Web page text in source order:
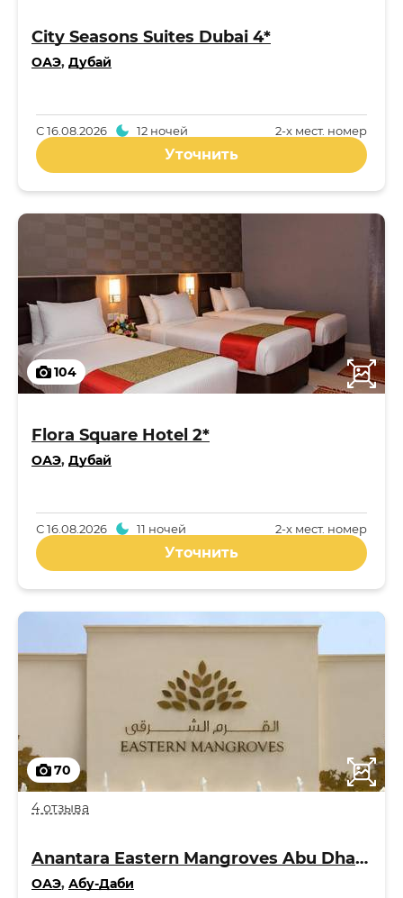
City Seasons Suites Dubai 4*
ОАЭ, Дубай
2-x мест. номер
С16.08.2026 12 ночей
Уточнить
104
Flora Square Hotel 2*
ОАЭ, Дубай
2-x мест. номер
С16.08.2026 11 ночей
Уточнить
70
4 отзыва
Anantara Eastern Mangroves Abu Dhabi Hotel 5*
ОАЭ, Абу-Даби